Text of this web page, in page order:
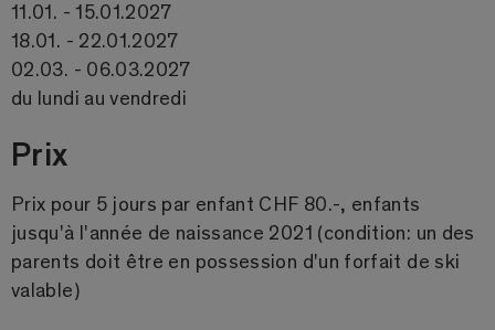
11.01. - 15.01.2027
18.01. - 22.01.2027
02.03. - 06.03.2027
du lundi au vendredi
Prix
Prix pour 5 jours par enfant CHF 80.-, enfants
jusqu'à l'année de naissance 2021 (condition: un des
parents doit être en possession d'un forfait de ski
valable)